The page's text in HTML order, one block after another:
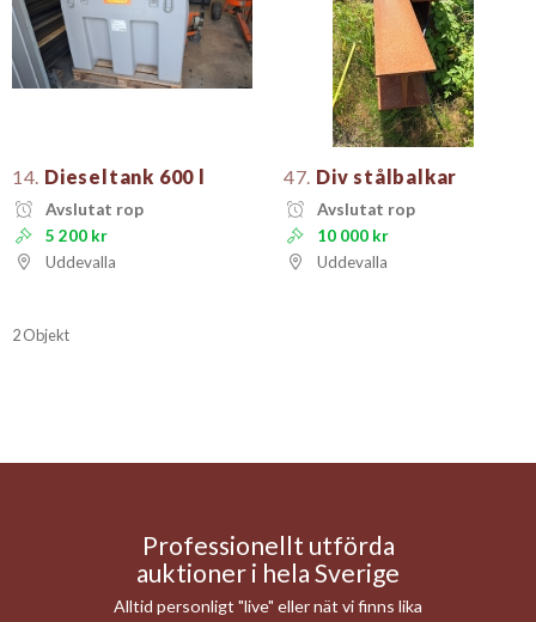
14. Dieseltank 600 l
Avslutat rop
5 200 kr
Uddevalla
47. Div stålbalkar
Avslutat rop
10 000 kr
Uddevalla
2 Objekt
Professionellt utförda
auktioner i hela Sverige
Alltid personligt "live" eller nät vi finns lika